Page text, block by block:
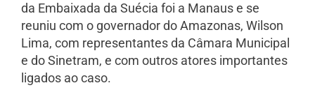
da Embaixada da Suécia foi a Manaus e se
reuniu com o governador do Amazonas, Wilson
Lima, com representantes da Câmara Municipal
e do Sinetram, e com outros atores importantes
ligados ao caso.